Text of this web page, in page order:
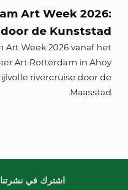
Art Week 2026:
de Kunststad
Art Week 2026 vanaf het
Art Rotterdam in Ahoy
rivercruise door de
Maasstad.
اشترك في نشرتنا